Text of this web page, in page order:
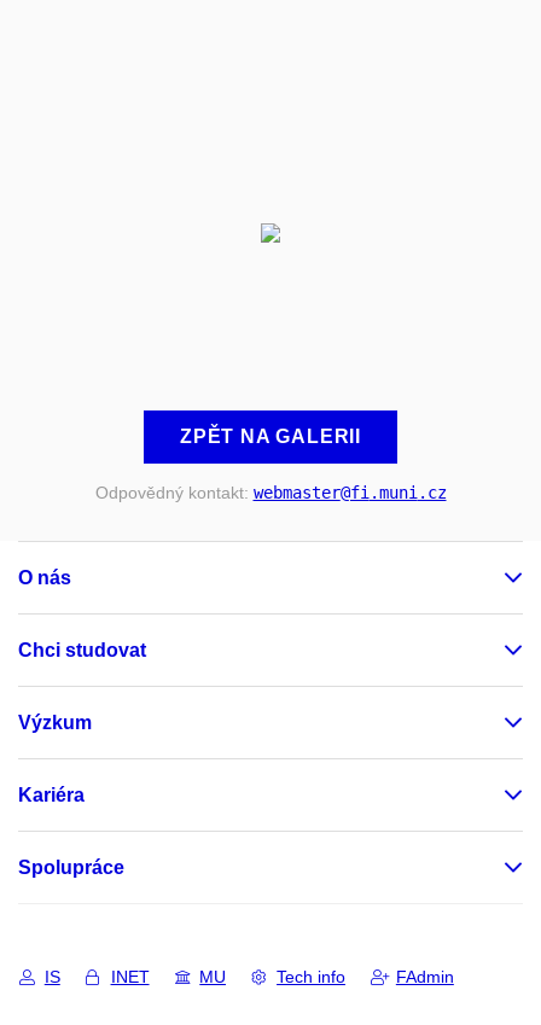
ZPĚT NA GALERII
Odpovědný kontakt: webmaster@fi.muni.cz
O nás
Chci studovat
Výzkum
Kariéra
Spolupráce
IS INET MU Tech info FAdmin